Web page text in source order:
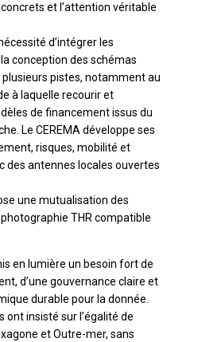
et l’attention véritable
d’intégrer les
conception des schémas
pistes, notamment au
à laquelle recourir et
de financement issus du
Le CEREMA développe ses
risques, mobilité et
des antennes locales ouvertes
une mutualisation des
THR compatible
en lumière un besoin fort de
d’une gouvernance claire et
durable pour la donnée.
ont insisté sur l’égalité de
et Outre-mer, sans